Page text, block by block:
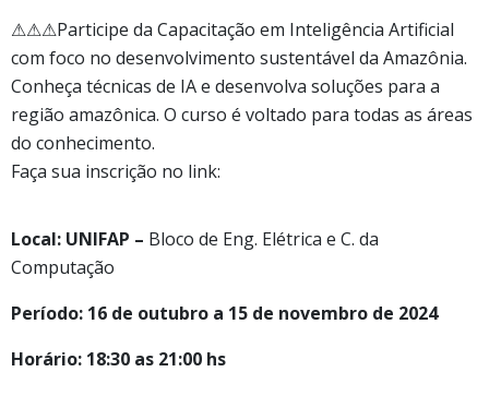
⚠⚠⚠Participe da Capacitação em Inteligência Artificial
com foco no desenvolvimento sustentável da Amazônia.
Conheça técnicas de IA e desenvolva soluções para a
região amazônica. O curso é voltado para todas as áreas
do conhecimento.
Faça sua inscrição no link:
Local: UNIFAP – Bloco de Eng. Elétrica e C. da
Computação
Período: 16 de outubro a 15 de novembro de 2024
Horário: 18:30 as 21:00 hs